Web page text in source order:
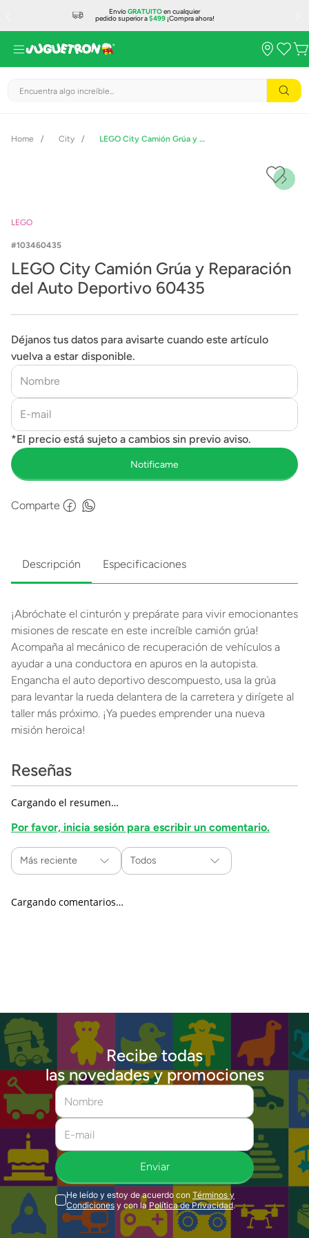
EnvíoGRATUITOen cualquier
pedido superior a$499¡Compra ahora!
Encuentra algo increíble...
City LEGO City Camión Grúa y Reparación del Auto Deportivo 60435
LEGO
103460435
LEGO City Camión Grúa y Reparación
del Auto Deportivo 60435
Déjanos tus datos para avisarte cuando este artículo
vuelva a estar disponible.
Comparte
Descripción Especificaciones
¡Abróchate el cinturón y prepárate para vivir emocionantes
misiones de rescate en este increíble camión grúa!
Acompaña al mecánico de recuperación de vehículos a
ayudar a una conductora en apuros en la autopista.
Engancha el auto deportivo descompuesto, usa la grúa
para levantar la rueda delantera de la carretera y dirígete al
taller más próximo. ¡Ya puedes emprender una nueva
misión heroica!
Reseñas
Cargando el resumen…
Por favor, inicia sesión para escribir un comentario.
Más reciente Todos
Cargando comentarios…
Recibe todas
las novedades y promociones
Enviar
He leído y estoy de acuerdo con Términos y
Condiciones y con la Política de Privacidad.